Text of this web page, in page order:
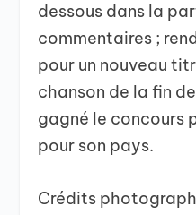
dessous dans la
commentaires ;
pour un nouveau
chanson de la fin
gagné le concours
pour son pays.
Crédits